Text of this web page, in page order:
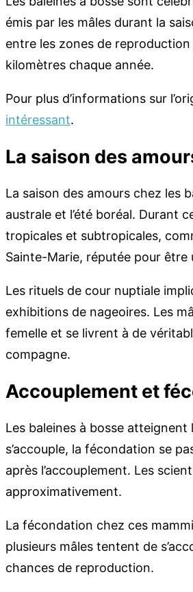
émis par les mâles durant la
entre les zones de
kilomètres chaque année.
Pour plus d’informations sur
intéressant.
La saison des
La saison des amours chez les
australe et l’été boréal. Durant
tropicales et subtropicales,
Sainte-Marie, réputée pour
Les rituels de cour nuptiale
exhibitions de nageoires. Les
femelle et se livrent à de
compagne.
Accouplement et
Les baleines à bosse atteignent
s’accouple, la fécondation se
après l’accouplement. Les
approximativement.
La fécondation chez ces
plusieurs mâles tentent de
chances de reproduction.